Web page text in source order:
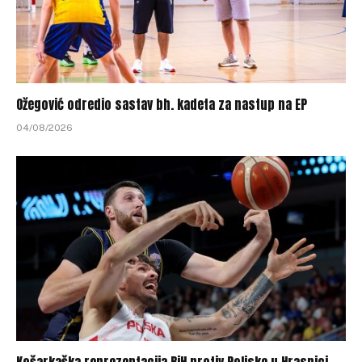
Ožegović odredio sastav bh. kadeta za nastup na EP
04/08/2026